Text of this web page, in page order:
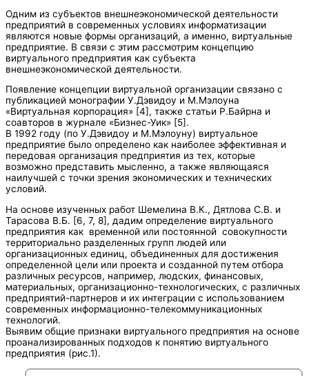
Одним из субъектов внешнеэкономической деятельности
предприятий в современных условиях информатизации
являются новые формы организаций, а именно, виртуальные
предприятие. В связи с этим рассмотрим концепцию
виртуального предприятия как субъекта
внешнеэкономической деятельности.
Появление концепции виртуальной организации связано с
публикацией монографии У.Дэвидоу и М.Мэлоуна
«Виртуальная корпорация» [4], также статьи Р.Байрна и
соавторов в журнале «Бизнес-Уик» [5].
В 1992 году (по У.Дэвидоу и М.Мэлоуну) виртуальное
предприятие было определено как наиболее эффективная и
передовая организация предприятия из тех, которые
возможно представить мысленно, а также являющаяся
наилучшей с точки зрения экономических и технических
условий.
На основе изученных работ Шемелина В.К., Дятлова C.В. и
Тарасова В.Б. [6, 7, 8], дадим определение виртуального
предприятия как временной или постоянной совокупности
территориально разделенных групп людей или
организационных единиц, объединенных для достижения
определенной цели или проекта и созданной путем отбора
различных ресурсов, например, людских, финансовых,
материальных, организационно-технологических, с различных
предприятий-партнеров и их интеграции с использованием
современных информационно-телекоммуникационных
технологий.
Выявим общие признаки виртуального предприятия на основе
проанализированных подходов к понятию виртуального
предприятия (рис.1).